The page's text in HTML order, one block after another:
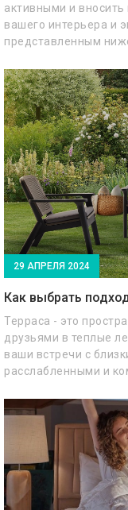
активными и
вашего интерьера и
представленным
Лето - это время,
мира вокруг нас и
вашего
привнести свет,
29 АПРЕЛЯ 2024
Как выбрать
Терраса - это
друзьями в теплые
ваши встречи с
расслабленными и
подходящие